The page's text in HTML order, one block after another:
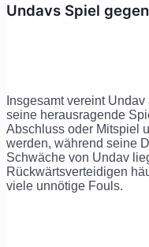
Undavs Spiel
Insgesamt vereint
seine herausragende
Abschluss oder Mitspiel
werden, während seine
Schwäche von Undav
Rückwärtsverteidigen
viele unnötige Fouls.